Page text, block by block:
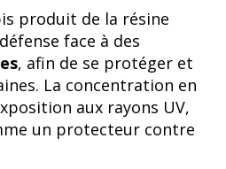
produit de la résine
face à des
, afin de se protéger et
La concentration en
aux rayons UV,
un protecteur contre